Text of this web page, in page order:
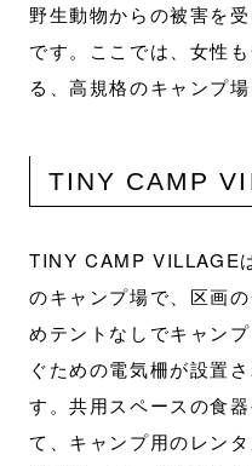
野生動物からの被害を
です。ここでは、女性
る、高規格のキャンプ
TINY CAMP
TINY CAMP VILLAGE
のキャンプ場で、区画
めテントなしでキャン
ぐための電気柵が設置
す。共用スペースの食
て、キャンプ用のレン